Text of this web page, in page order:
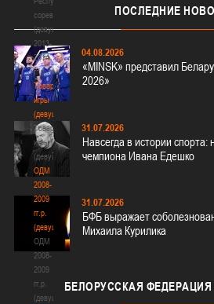
соревнования
(девушки)
2013-
2014
гг.р.
Товарищеские
игры
(девушки)
Товарищеские
игры
(девушки)
ОДМ
2008-
2009
гг.р.
(девушки)
ОДМ
2008-
2009
гг.р.
(девушки)
ПОСЛЕДНИЕ
04.08.2026
«MINSK» представил
2026»
31.07.2026
Навсегда в истории спорта:
чемпиона Ивана Едешко
31.07.2026
БФБ выражает
Михаила Курилика
БЕЛОРУССКАЯ